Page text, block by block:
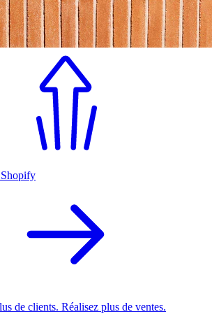
Shopify
de clients. Réalisez plus de ventes.